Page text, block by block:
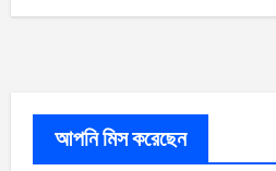
আপনি মিস করেছেন